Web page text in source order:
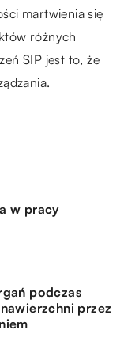
martwienia się
różnych
SIP jest to, że
w pracy
podczas
przez